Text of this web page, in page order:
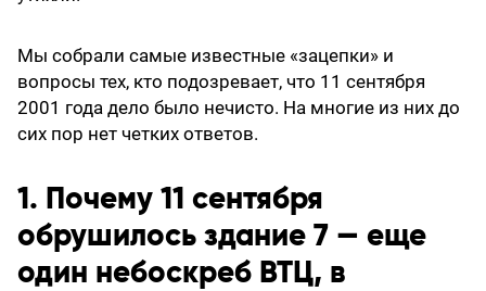
Мы собрали самые известные «зацепки» и
вопросы тех, кто подозревает, что 11 сентября
2001 года дело было нечисто. На многие из них до
сих пор нет четких ответов.
1. Почему 11 сентября
обрушилось здание 7 — еще
один небоскреб ВТЦ, в